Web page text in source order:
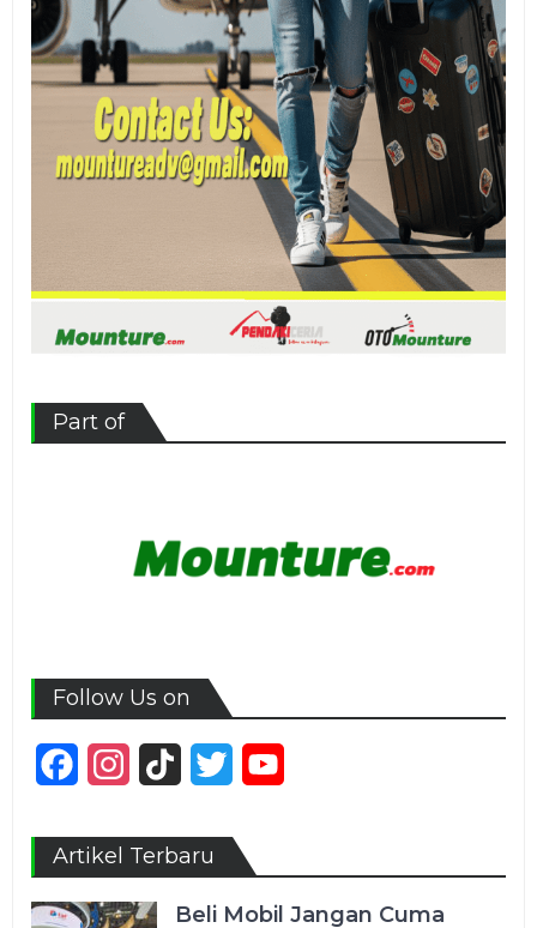
Part of
Follow Us on
FacebookInstagram
TikTok Twitter
Artikel Terbaru
Beli Mobil Jangan Cuma